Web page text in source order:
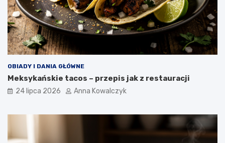
OBIADY I DANIA GŁÓWNE
Meksykańskie tacos – przepis jak z restauracji
24 lipca 2026 Anna Kowalczyk